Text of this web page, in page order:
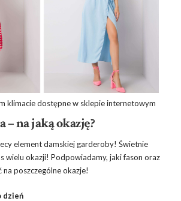
klimacie dostępne w sklepie internetowym
– na jaką okazję?
element damskiej garderoby! Świetnie
wielu okazji! Podpowiadamy, jaki fason oraz
poszczególne okazje!
dzień